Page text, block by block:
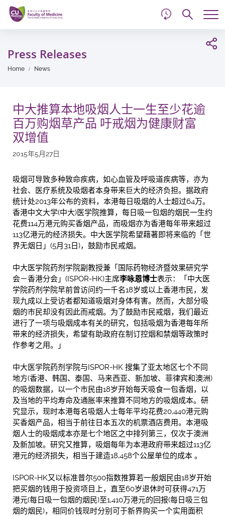
Skip
main
content
Press Releases
Home News
中大推算本地吸烟人士一生至少花逾
百万购烟草产品 吁戒烟为健康财富
双增值
2015年5月27日
吸烟可导致多种致命疾病，如心血管及呼吸道疾病等，亦为
社会、医疗系统及吸烟者本身带来巨大的经济负担。据政府
统计处2013年公布的资料，本港每日吸烟的人士超过64万。
香港中文大学(中大)医学院推算，每日吸一包烟的烟民一生约
花费114万港元购买香烟产品，而吸烟亦为香港每年带来超过
113亿港元的经济损失。中大医学院希望藉著即将来临的「世
界无烟日」(5月31日)，鼓励市民戒烟。
中大医学院药剂学院副教授兼「国际药物经济暨效果研究学
会－香港分会」(ISPOR-HK)主席李咏恩博士表示：「中大医
学院药剂学院早前曾访问约一千名18岁或以上香港巿民，发
现九成以上受访者都知道吸烟对身体有害。然而，大部分吸
烟的巿民却没有因此而戒烟。为了鼓励巿民戒烟，我们最近
进行了一项与吸烟成本有关的研究，包括吸烟为香港每年所
带来的经济损失，希望有助政府在制订控烟和禁烟等政策时
作参考之用。」
中大医学院药剂学院与ISPOR-HK 搜集了亚太地区七个不同
地方(香港、韩国、泰国、马来西亚、新加坡、菲律宾和澳洲)
的吸烟数据，以一个市民由18岁开始每天吸食一包香烟，以
及当地的平均寿命及通胀率来推算不同地方的吸烟成本。研
究显示，现时本港每名吸烟人士每年平均花费20,440港元购
买香烟产品，相当于前往日本五次的机票酒店费用。本港吸
烟人士的吸烟成本亦是七个地区之中排列第三，仅次于澳洲
及新加坡。研究又推算，吸烟每年为本港政府带来超过113亿
港元的经济损失，相当于建造18,458个公屋单位的成本 。
ISPOR-HK又以标准普尔500指数推算若一般烟民由18岁开始
把买烟的钱用于投资项目上，直至60岁退休时可获得471万
港元(每日吸一包烟的烟民)至1,410万港元的回报(每日吸三包
烟的烟民)，相同价钱现时分别可于新界购买一个实用面积